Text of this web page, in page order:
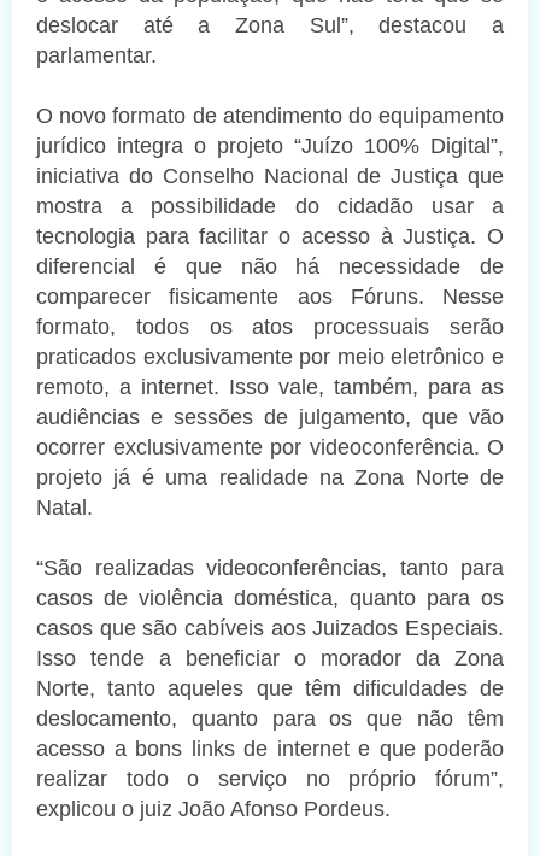
deslocar até a Zona Sul”, destacou a
parlamentar.
O novo formato de atendimento do equipamento
jurídico integra o projeto “Juízo 100% Digital”,
iniciativa do Conselho Nacional de Justiça que
mostra a possibilidade do cidadão usar a
tecnologia para facilitar o acesso à Justiça. O
diferencial é que não há necessidade de
comparecer fisicamente aos Fóruns. Nesse
formato, todos os atos processuais serão
praticados exclusivamente por meio eletrônico e
remoto, a internet. Isso vale, também, para as
audiências e sessões de julgamento, que vão
ocorrer exclusivamente por videoconferência. O
projeto já é uma realidade na Zona Norte de
Natal.
“São realizadas videoconferências, tanto para
casos de violência doméstica, quanto para os
casos que são cabíveis aos Juizados Especiais.
Isso tende a beneficiar o morador da Zona
Norte, tanto aqueles que têm dificuldades de
deslocamento, quanto para os que não têm
acesso a bons links de internet e que poderão
realizar todo o serviço no próprio fórum”,
explicou o juiz João Afonso Pordeus.